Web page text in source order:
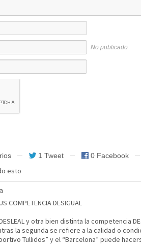
No publicado
1 Tweet 0 Facebook
COMPETENCIA DESIGUAL
y otra bien distinta la competencia
la segunda se refiere a la calidad o
Tullidos” y el “Barcelona” puede